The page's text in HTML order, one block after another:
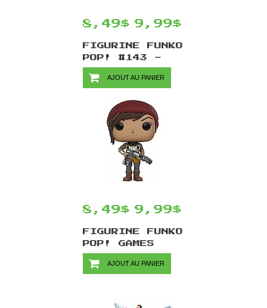
8,49$ 9,99$
FIGURINE FUNKO
POP! #143 -
STAR WARS
ROGUE ONE
AJOUT AU PANIER
8,49$ 9,99$
FIGURINE FUNKO
POP! GAMES
GEARS OF WAR
#115 - KAIT
AJOUT AU PANIER